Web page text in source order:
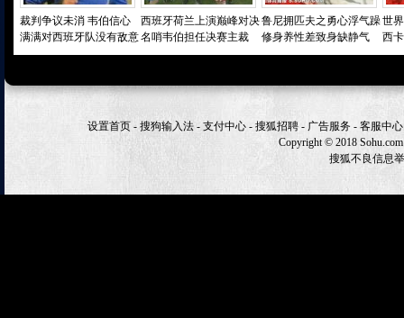
裁判争议未消 韦伯信心
满满对西班牙队没有敌意
西班牙荷兰上演巅峰对决
名哨韦伯担任决赛主裁
鲁尼拥匹夫之勇心浮气躁
修身养性差致身缺静气
世
西
设置首页- 搜狗输入法- 支付中心- 搜狐招聘- 广告服务- 客服中心
Copyright© 2018
搜狐不良信息